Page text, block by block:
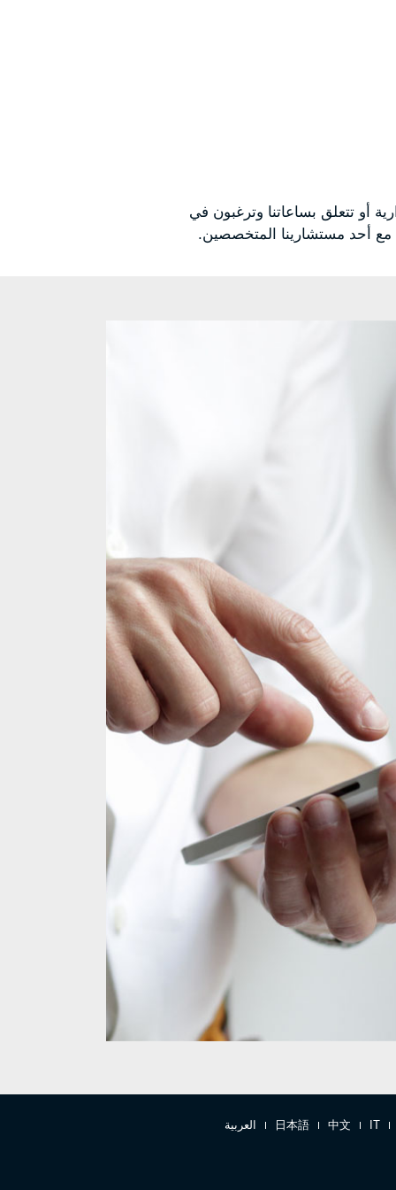
أو تتعلق بساعاتنا وترغبون في
مع أحد مستشارينا المتخصصين.
IT
中文
日本語 العربية